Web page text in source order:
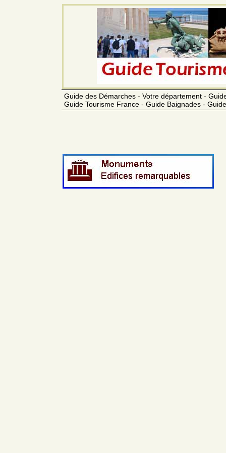
Guide des Démarches - Votre département -
Guide Tourisme France - Guide Baignades -